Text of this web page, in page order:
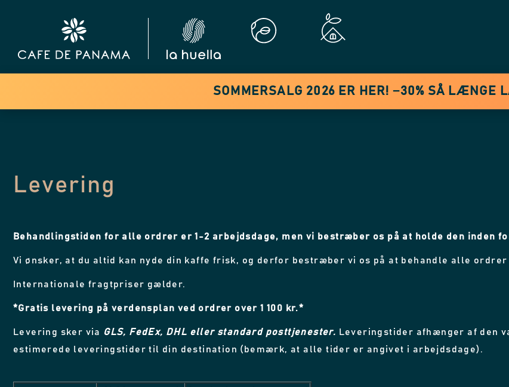
SOMMERSALG 2026 ER HER! −30% SÅ LÆNGE
Levering
Behandlingstiden for alle ordrer er 1-2 arbejdsdage, men vi bestræber os på at holde den inden
Vi ønsker, at du altid kan nyde din kaffe frisk, og derfor bestræber vi os på at behandle alle
Internationale fragtpriser gælder.
*Gratis levering på verdensplan ved ordrer over 1 100 kr.*
Levering sker via GLS, FedEx, DHL eller standard posttjenester. Leveringstider afhænger af den
estimerede leveringstider til din destination (bemærk, at alle tider er angivet i arbejdsdage).